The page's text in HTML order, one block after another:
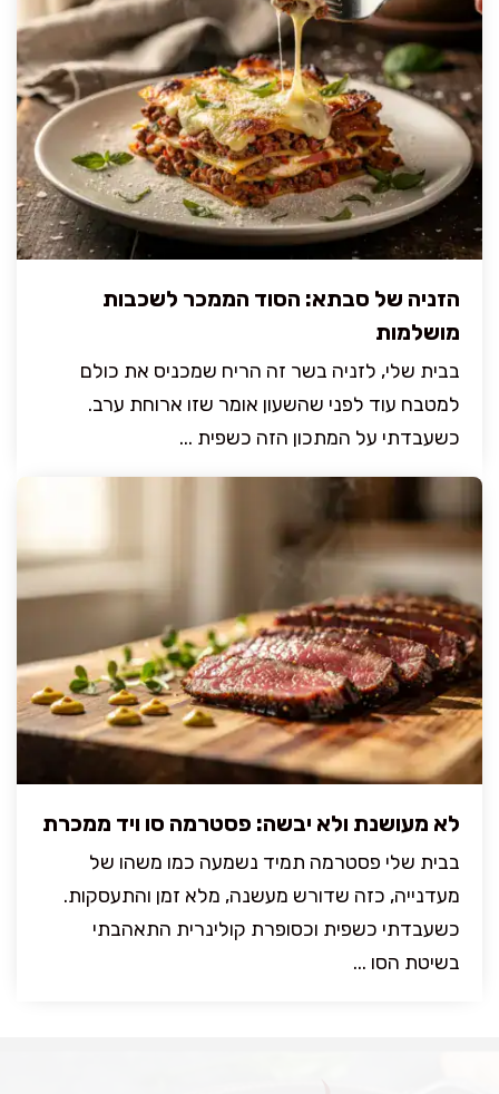
הזניה של סבתא: הסוד הממכר לשכבות
מושלמות
בבית שלי, לזניה בשר זה הריח שמכניס את כולם
למטבח עוד לפני שהשעון אומר שזו ארוחת ערב.
כשעבדתי על המתכון הזה כשפית ...
לא מעושנת ולא יבשה: פסטרמה סו ויד ממכרת
בבית שלי פסטרמה תמיד נשמעה כמו משהו של
מעדנייה, כזה שדורש מעשנה, מלא זמן והתעסקות.
כשעבדתי כשפית וכסופרת קולינרית התאהבתי
בשיטת הסו ...